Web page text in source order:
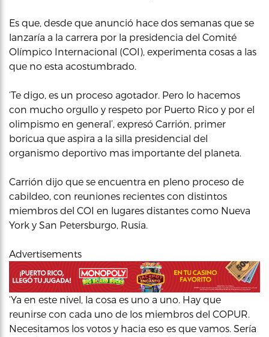
Es que, desde que anunció hace dos semanas que se
lanzaría a la carrera por la presidencia del Comité
Olímpico Internacional (COI), experimenta cosas a las
que no esta acostumbrado.
‘Te digo, es un proceso agotador. Pero lo hacemos
con mucho orgullo y respeto por Puerto Rico y por el
olimpismo en general’, expresó Carrión, primer
boricua que aspira a la silla presidencial del
organismo deportivo mas importante del planeta.
Carrión dijo que se encuentra en pleno proceso de
cabildeo, con reuniones recientes con distintos
miembros del COI en lugares distantes como Nueva
York y San Petersburgo, Rusia.
Advertisements
‘Ya en este nivel, la cosa es uno a uno. Hay que
reunirse con cada uno de los miembros del COPUR.
Necesitamos los votos y hacia eso es que vamos. Sería